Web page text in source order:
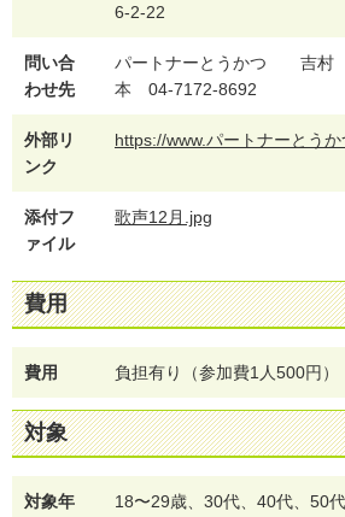
6-2-22
問い合
わせ先
パートナーとうかつ 吉村
本 04-7172-8692
外部リ
ンク
https://www.パートナーとう
添付フ
ァイル
歌声12月.jpg
費用
費用 負担有り（参加費1人500円）
対象
対象年
18〜29歳、30代、40代、50